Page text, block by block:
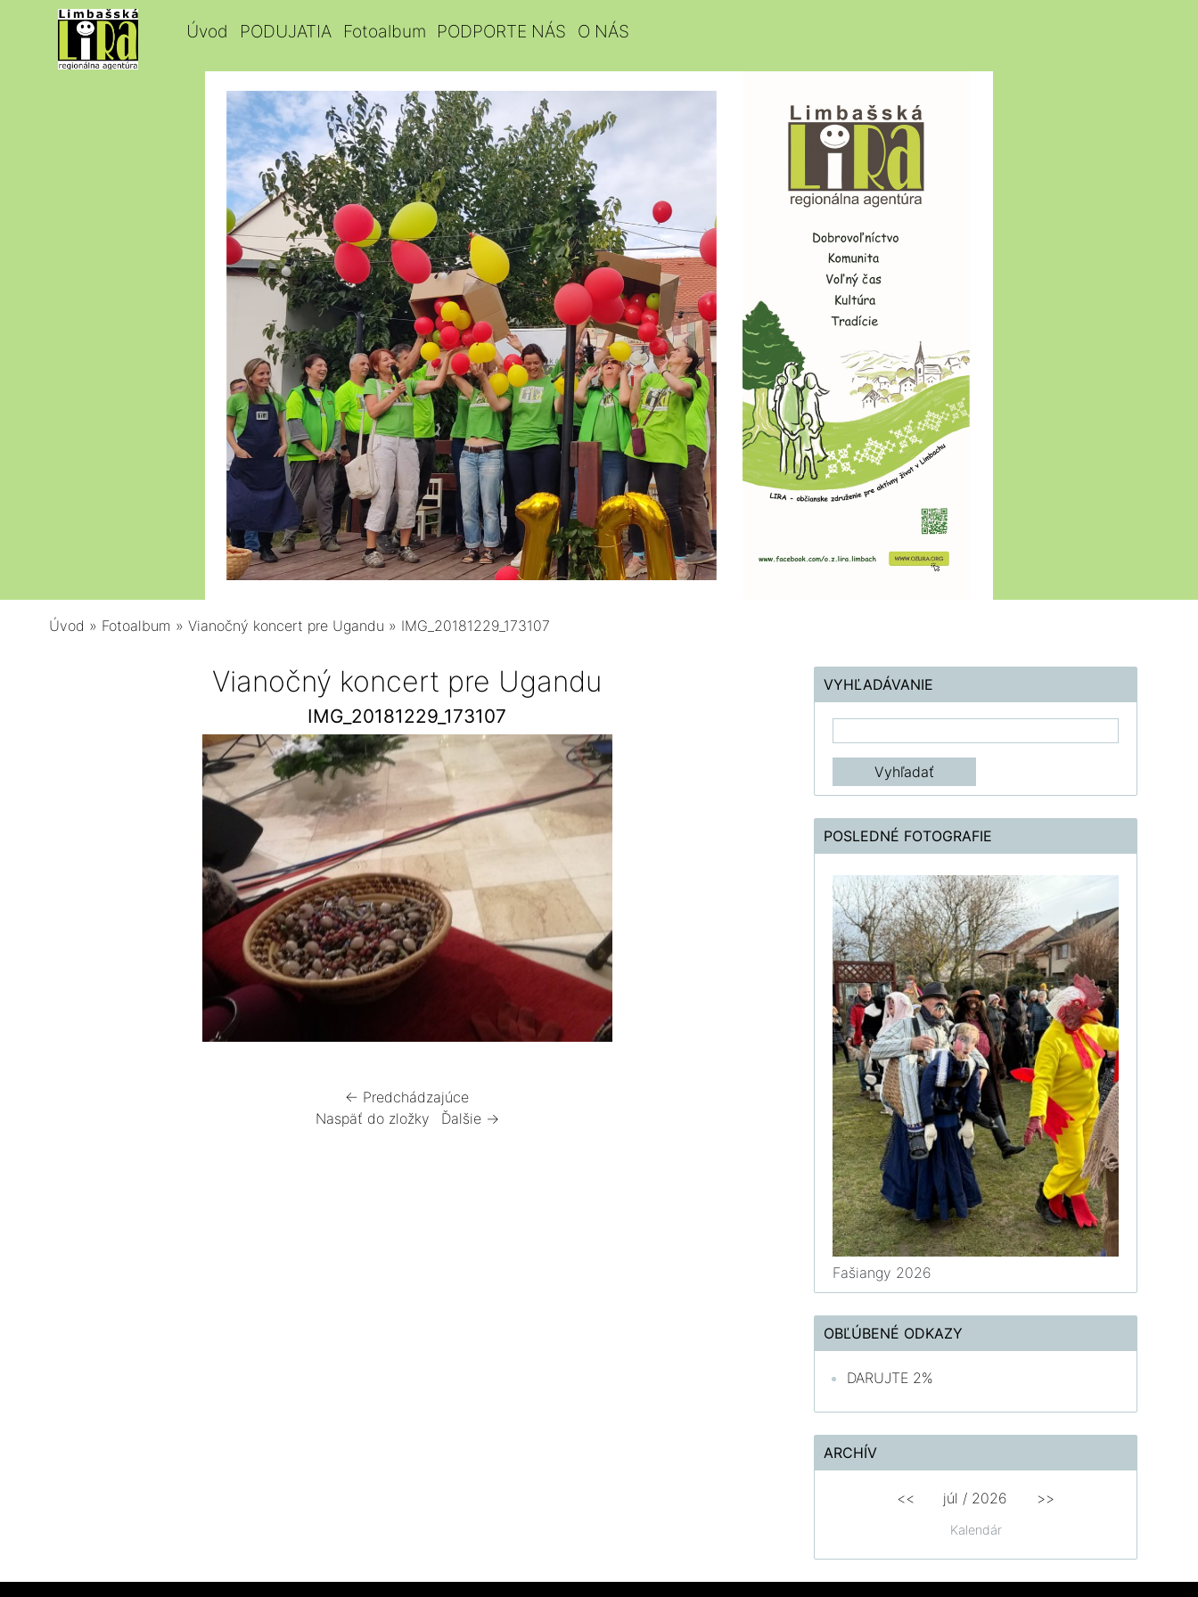
Úvod PODUJATIA Fotoalbum PODPORTE NÁS O NÁS
Úvod » Fotoalbum » Vianočný koncert pre Ugandu » IMG_20181229_173107
Vianočný koncert pre Ugandu
IMG_20181229_173107
← Predchádzajúce
Naspäť do zložky
Ďalšie →
VYHĽADÁVANIE
POSLEDNÉ FOTOGRAFIE
Fašiangy 2026
OBĽÚBENÉ ODKAZY
DARUJTE 2%
ARCHÍV
Kalendár
<< júl / 2026 >>